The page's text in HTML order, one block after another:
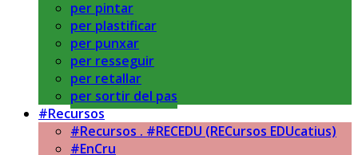
per pintar
per plastificar
per punxar
per resseguir
per retallar
per sortir del pas
#Recursos
#Recursos . #RECEDU (RECursos EDUcatius)
#EnCru